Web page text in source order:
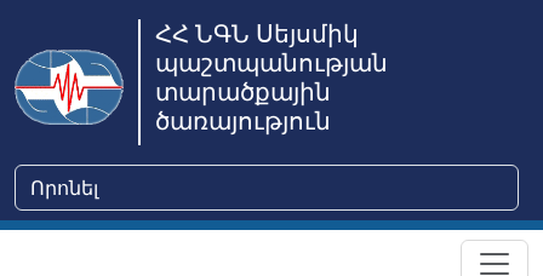
ՀՀ ՆԳՆ Սեյսմիկ
պաշտպանության
տարածքային
ծառայություն